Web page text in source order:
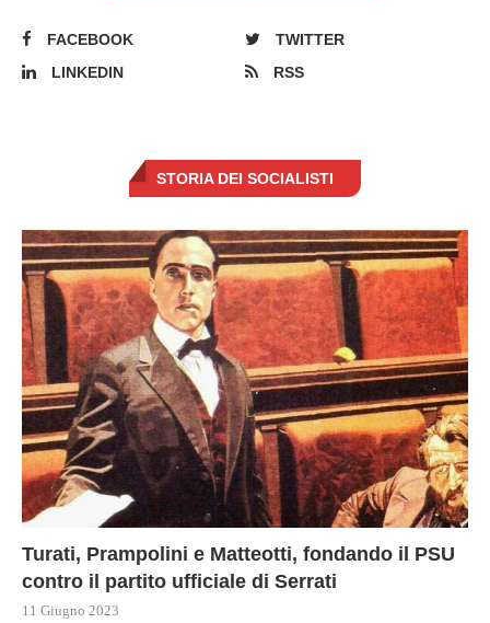
FACEBOOK
TWITTER
LINKEDIN
RSS
STORIA DEI SOCIALISTI
Turati, Prampolini e Matteotti, fondando il PSU
contro il partito ufficiale di Serrati
11 Giugno 2023